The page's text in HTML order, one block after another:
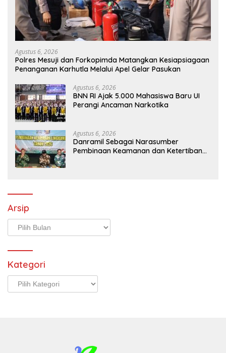
Agustus 6, 2026
Polres Mesuji dan Forkopimda Matangkan Kesiapsiagaan
Penanganan Karhutla Melalui Apel Gelar Pasukan
Agustus 6, 2026
BNN RI Ajak 5.000 Mahasiswa Baru UI
Perangi Ancaman Narkotika
Agustus 6, 2026
Danramil Sebagai Narasumber
Pembinaan Keamanan dan Ketertiban
Arsip
Arsip
Kategori
Kategori